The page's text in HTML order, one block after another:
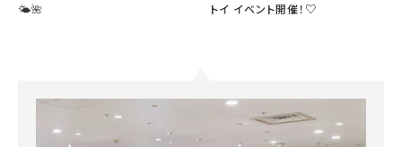
🌤️🌺
トイ イベント開催！♡